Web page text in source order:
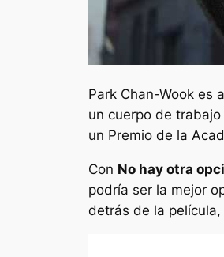
Park Chan-Wook es
un cuerpo de
un Premio de la
Con No hay otra
podría ser la mejor
detrás de la